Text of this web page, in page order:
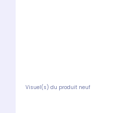
Visuel(s) du produit neuf